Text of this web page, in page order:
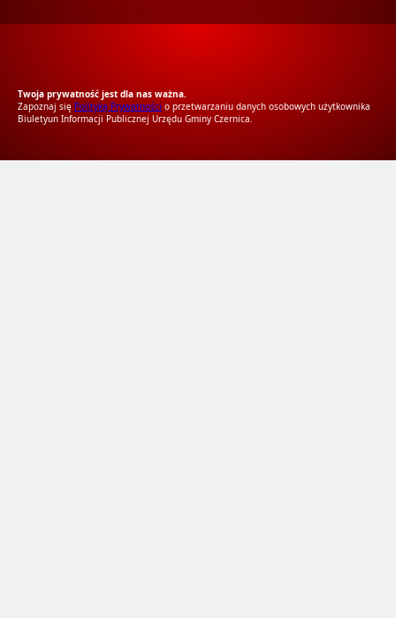
Twoja prywatność jest dla nas ważna.
Zapoznaj się Polityką Prywatności o przetwarzaniu danych osobowych użytkownika
Biuletyun Informacji Publicznej Urzędu Gminy Czernica.